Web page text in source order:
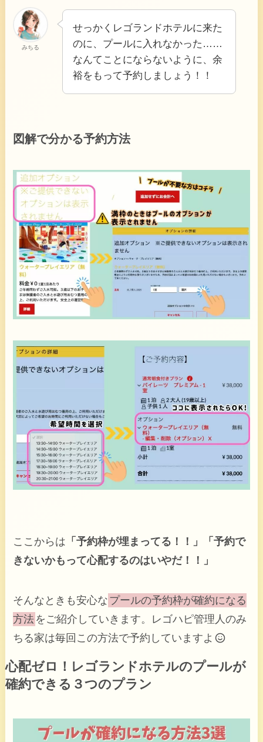
みちる
せっかくレゴランドホテルに来た
のに、プールに入れなかった……
なんてことにならないように、余
裕をもって予約しましょう！！
図解で分かる予約方法
ここからは 「予約枠が埋まってる！！」「予約で
きないかもって心配するのはいやだ！！」
そんなときも安心な プールの予約枠が確約になる
方法 をご紹介していきます。レゴハピ管理人のみ
ちる家は毎回この方法で予約していますよ
心配ゼロ！レゴランドホテルのプールが
確約できる３つのプラン